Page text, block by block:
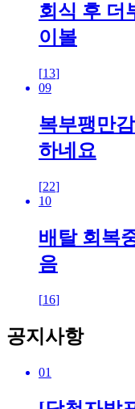
회식 후 더
이볼
[13]
09
복부팽만
하네요
[22]
10
배탈 회복
음
[16]
공지사항
01